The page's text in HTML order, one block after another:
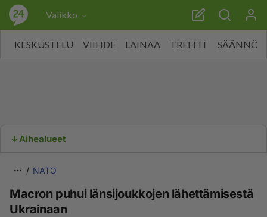
Valikko
KESKUSTELU VIIHDE LAINAA TREFFIT SÄÄNNÖT
Aihealueet
NATO
Macron puhui länsijoukkojen lähettämisestä
Ukrainaan